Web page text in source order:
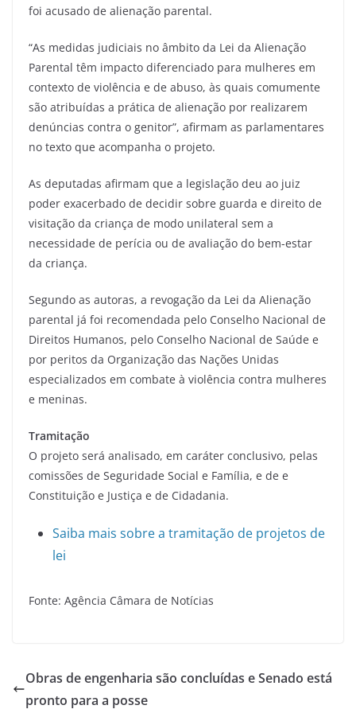
foi acusado de alienação parental.
“As medidas judiciais no âmbito da Lei da Alienação
Parental têm impacto diferenciado para mulheres em
contexto de violência e de abuso, às quais comumente
são atribuídas a prática de alienação por realizarem
denúncias contra o genitor”, afirmam as parlamentares
no texto que acompanha o projeto.
As deputadas afirmam que a legislação deu ao juiz
poder exacerbado de decidir sobre guarda e direito de
visitação da criança de modo unilateral sem a
necessidade de perícia ou de avaliação do bem-estar
da criança.
Segundo as autoras, a revogação da Lei da Alienação
parental já foi recomendada pelo Conselho Nacional de
Direitos Humanos, pelo Conselho Nacional de Saúde e
por peritos da Organização das Nações Unidas
especializados em combate à violência contra mulheres
e meninas.
Tramitação
O projeto será analisado, em caráter conclusivo, pelas
comissões de Seguridade Social e Família, e de e
Constituição e Justiça e de Cidadania.
Saiba mais sobre a tramitação de projetos de
lei
Fonte: Agência Câmara de Notícias
Obras de engenharia são concluídas e Senado está
pronto para a posse